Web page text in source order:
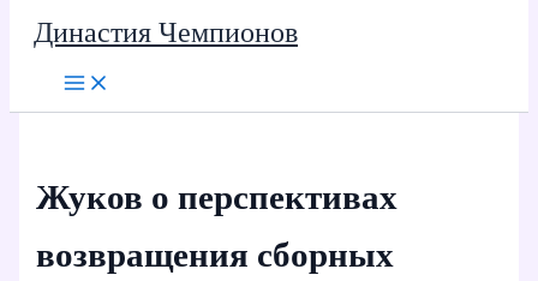
Династия Чемпионов
Жуков о перспективах
возвращения сборных